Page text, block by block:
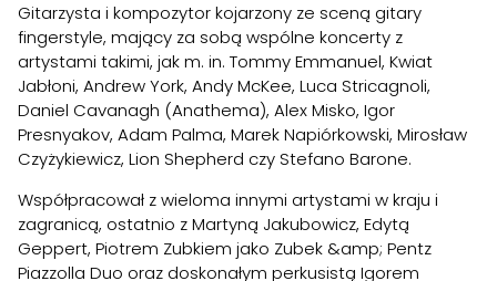
Gitarzysta i kompozytor kojarzony ze sceną gitary
fingerstyle, mający za sobą wspólne koncerty z
artystami takimi, jak m. in. Tommy Emmanuel, Kwiat
Jabłoni, Andrew York, Andy McKee, Luca Stricagnoli,
Daniel Cavanagh (Anathema), Alex Misko, Igor
Presnyakov, Adam Palma, Marek Napiórkowski, Mirosław
Czyżykiewicz, Lion Shepherd czy Stefano Barone.
Współpracował z wieloma innymi artystami w kraju i
zagranicą, ostatnio z Martyną Jakubowicz, Edytą
Geppert, Piotrem Zubkiem jako Zubek &amp; Pentz
Piazzolla Duo oraz doskonałym perkusistą Igorem